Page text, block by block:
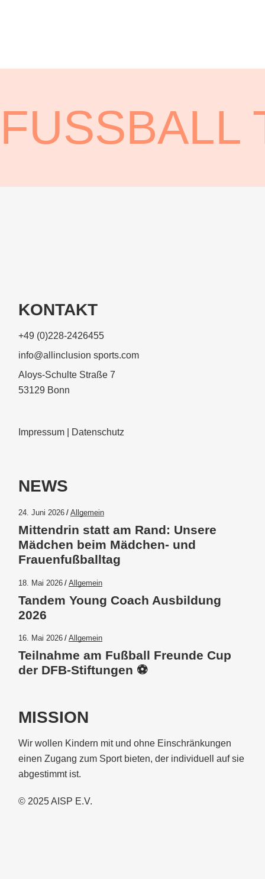
FUSSBALL
KONTAKT
+49 (0)228-2426455
info@allinclusion sports.com
Aloys-Schulte Straße 7
53129 Bonn
Impressum Datenschutz
NEWS
24. Juni 2026 Allgemein
Mittendrin statt am Rand: Unsere
Mädchen beim Mädchen- und
Frauenfußballtag
18. Mai 2026 Allgemein
Tandem Young Coach Ausbildung
2026
16. Mai 2026 Allgemein
Teilnahme am Fußball Freunde Cup
der DFB-Stiftungen ⚽️
MISSION
Wir wollen Kindern mit und ohne Einschränkungen
einen Zugang zum Sport bieten, der individuell auf sie
abgestimmt ist.
© 2025AISP E.V.